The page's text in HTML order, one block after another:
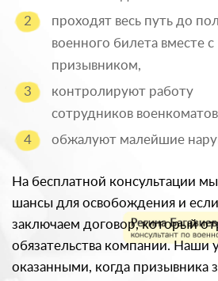
проходят весь путь до
военного билета вместе с
призывником,
контролируют работу
сотрудников
обжалуют малейшие
На бесплатной консультации
шансы для освобождения и
заключаем договор, который
обязательства компании. Наши
оказанными, когда призывника